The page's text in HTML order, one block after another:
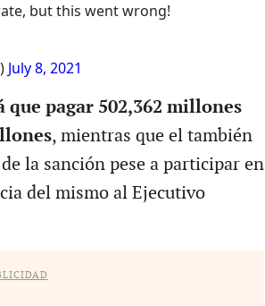
but this went wrong!
July 8, 2021
pagar 502,362 millones
, mientras que el también
la sanción pese a participar en
del mismo al Ejecutivo